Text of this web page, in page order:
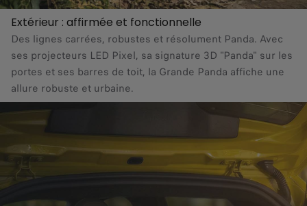
Extérieur : affirmée et fonctionnelle
Des lignes carrées, robustes et résolument Panda. Avec
ses projecteurs LED Pixel, sa signature 3D "Panda" sur les
portes et ses barres de toit, la Grande Panda affiche une
allure robuste et urbaine.